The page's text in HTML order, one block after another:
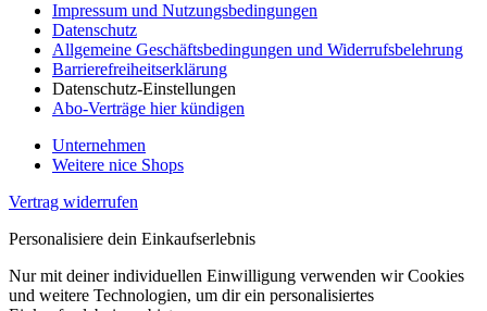
Impressum und Nutzungsbedingungen
Datenschutz
Allgemeine Geschäftsbedingungen und Widerrufsbelehrung
Barrierefreiheitserklärung
Datenschutz-Einstellungen
Abo-Verträge hier kündigen
Unternehmen
Weitere nice Shops
Vertrag widerrufen
Personalisiere dein Einkaufserlebnis
Nur mit deiner individuellen Einwilligung verwenden wir Cookies
und weitere Technologien, um dir ein personalisiertes